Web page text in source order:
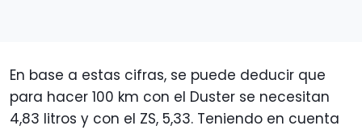
En base a estas cifras, se puede deducir que
para hacer 100 km con el Duster se necesitan
4,83 litros y con el ZS, 5,33. Teniendo en cuenta